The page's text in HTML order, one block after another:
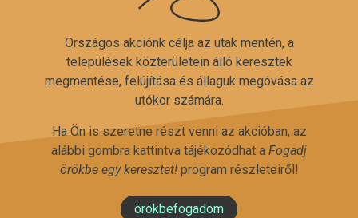
Országos akciónk célja az utak mentén, a
települések közterületein álló keresztek
megmentése, felújítása és állaguk megóvása az
utókor számára.
Ha Ön is szeretne részt venni az akcióban, az
alábbi gombra kattintva tájékozódhat a Fogadj
örökbe egy keresztet!program részleteiről!
örökbefogadom